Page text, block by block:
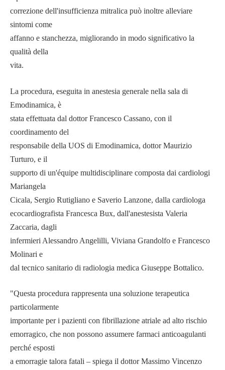
correzione dell'insufficienza mitralica può inoltre alleviare
sintomi come
affanno e stanchezza, migliorando in modo significativo la
qualità della
vita.
La procedura, eseguita in anestesia generale nella sala di
Emodinamica, è
stata effettuata dal dottor Francesco Cassano, con il
coordinamento del
responsabile della UOS di Emodinamica, dottor Maurizio
Turturo, e il
supporto di un'équipe multidisciplinare composta dai cardiologi
Mariangela
Cicala, Sergio Rutigliano e Saverio Lanzone, dalla cardiologa
ecocardiografista Francesca Bux, dall'anestesista Valeria
Zaccaria, dagli
infermieri Alessandro Angelilli, Viviana Grandolfo e Francesco
Molinari e
dal tecnico sanitario di radiologia medica Giuseppe Bottalico.
"Questa procedura rappresenta una soluzione terapeutica
particolarmente
importante per i pazienti con fibrillazione atriale ad alto rischio
emorragico, che non possono assumere farmaci anticoagulanti
perché esposti
a emorragie talora fatali – spiega il dottor Massimo Vincenzo